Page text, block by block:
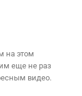
на этом
еще не раз
видео.